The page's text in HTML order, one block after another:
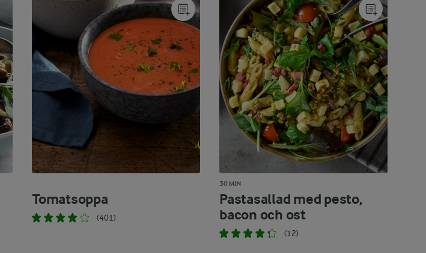
Tomatsoppa
(401)
30 MIN
Pastasallad med pesto,
bacon och ost
(12)